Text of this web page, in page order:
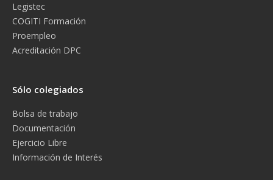
Legistec
COGITI Formación
Proempleo
Acreditación DPC
Sólo colegiados
Bolsa de trabajo
Documentación
Ejercicio Libre
Información de Interés